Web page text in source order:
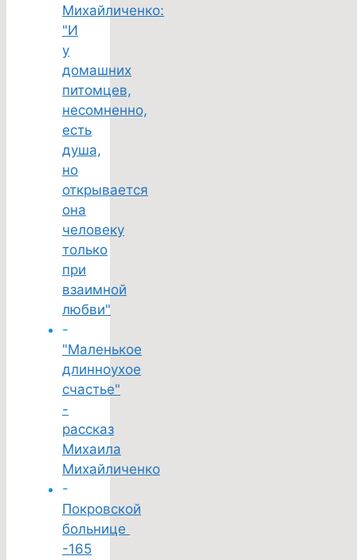
Михайличенко:
"И
у
домашних
питомцев,
несомненно,
есть
душа,
но
открывается
она
человеку
только
при
взаимной
любви"
-
"Маленькое
длинноухое
счастье"
-
рассказ
Михаила
Михайличенко
-
Покровской
больнице
-165